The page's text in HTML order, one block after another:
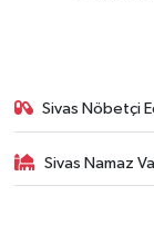
Sivas Nöbetçi
Sivas Namaz